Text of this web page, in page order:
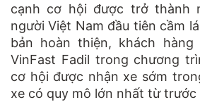
cạnh cơ hội được trở thành
người Việt Nam đầu tiên cầm
bản hoàn thiện, khách
VinFast Fadil trong chương
cơ hội được nhận xe sớm
xe có quy mô lớn nhất từ trước